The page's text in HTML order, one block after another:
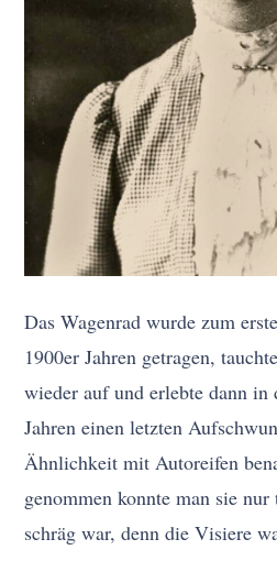
Das Wagenrad wurde zum
1900er Jahren getragen,
wieder auf und erlebte dann in
Jahren einen letzten
Ähnlichkeit mit Autoreifen
genommen konnte man sie
schräg war, denn die Visiere